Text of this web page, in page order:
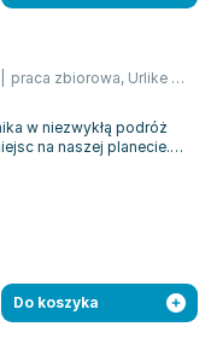
praca zbiorowa, Urlike Schöber
w niezwykłą podróż
na naszej planecie.
można...
Do koszyka